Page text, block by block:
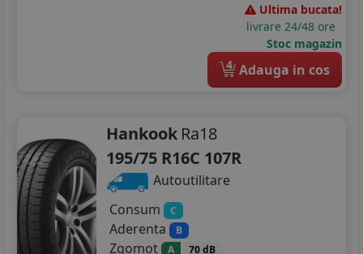
Ultima bucata!
livrare 24/48 ore
Stoc magazin
4 Adauga in cos
Hankook Ra18
195/75 R16C 107R
Autoutilitare
Consum
C
Aderenta B
Zgomot A 70 dB